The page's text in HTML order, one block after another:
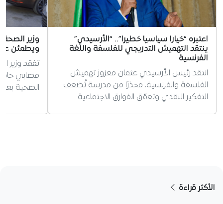
اعتبره “خيارا سياسيا خطيرا”.. “الأرسيدي”
ينتقد التهميش التدريجي للفلسفة واللغة
الفرنسية
انتقد رئيس الأرسيدي عثمان معزوز تهميش
الفلسفة والفرنسية، محذرًا من مدرسة تُضعف
التفكير النقدي وتعمّق الفوارق الاجتماعية.
وزير
ويطمئن
تفقد وزير
مصابي
الصحية بعد وفاة 6
الأكثر قراءة